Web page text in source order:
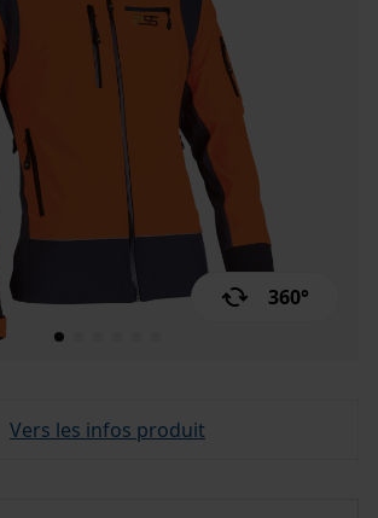
360°
Vers les infos produit